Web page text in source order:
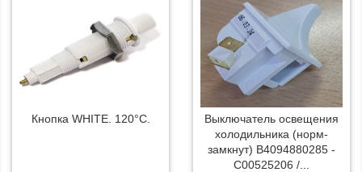
Кнопка WHITE. 120°C.
Выключатель освещения
холодильника (норм-
замкнут) B4094880285 -
C00525206 /...